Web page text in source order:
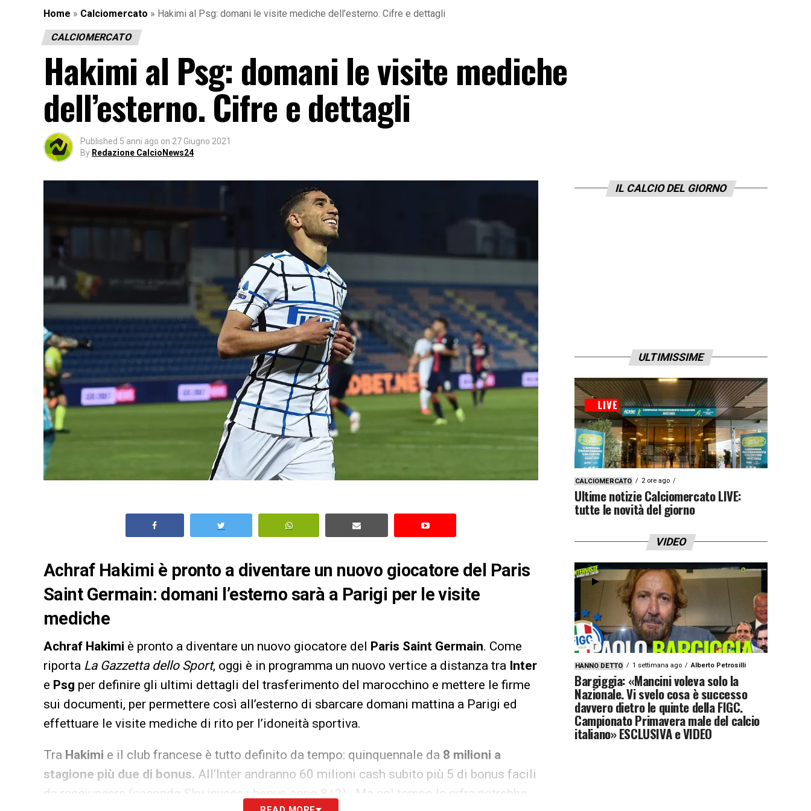
Home » Calciomercato » Hakimi al Psg: domani le visite mediche dell’esterno. Cifre e dettagli
CALCIOMERCATO
Hakimi al Psg: domani le visite mediche
dell’esterno. Cifre e dettagli
Published 5 anni ago on 27 Giugno 2021
By Redazione CalcioNews24
Achraf Hakimi è pronto a diventare un nuovo giocatore del Paris
Saint Germain: domani l’esterno sarà a Parigi per le visite
mediche
Achraf Hakimi è pronto a diventare un nuovo giocatore del Paris Saint Germain. Come
riporta La Gazzetta dello Sport, oggi è in programma un nuovo vertice a distanza tra Inter
e Psg per definire gli ultimi dettagli del trasferimento del marocchino e mettere le firme
sui documenti, per permettere così all’esterno di sbarcare domani mattina a Parigi ed
effettuare le visite mediche di rito per l’idoneità sportiva.
Tra Hakimi e il club francese è tutto definito da tempo: quinquennale da 8 milioni a
stagione più due di bonus. All’Inter andranno 60 milioni cash subito più 5 di bonus facili
da raggiungere (secondo Sky invece i bonus sono 8+2) . Ma col tempo la cifra potrebbe
IL CALCIO DEL GIORNO
ULTIMISSIME
CALCIOMERCATO 2 ore ago
Ultime notizie Calciomercato LIVE:
tutte le novità del giorno
VIDEO
HANNO DETTO 1 settimana ago Alberto Petrosilli
Bargiggia: «Mancini voleva solo la
Nazionale. Vi svelo cosa è successo
davvero dietro le quinte della FIGC.
Campionato Primavera male del calcio
italiano» ESCLUSIVA e VIDEO